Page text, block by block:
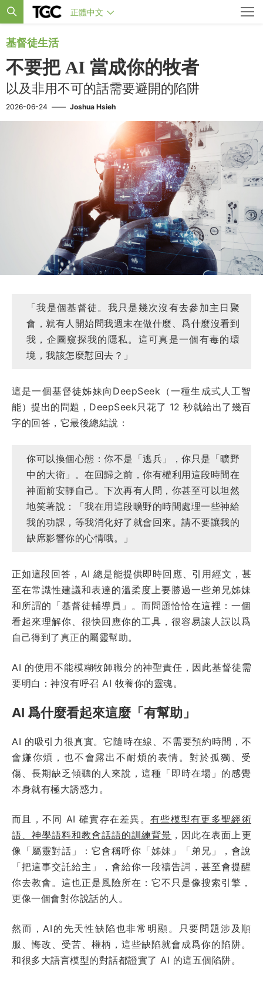
正體中文
基督徒生活
不要把 AI 當成你的牧者
以及非用不可的話需要避開的陷阱
2026-06-24 —— Joshua Hsieh
「我是個基督徒。我只是幾次沒有去參加主日聚
會，就有人開始問我週末在做什麼、爲什麼沒看到
我，企圖窺探我的隱私。這可真是一個有毒的環
境，我該怎麼懟回去？」
這是一個基督徒姊妹向DeepSeek（一種生成式人工智
能）提出的問題，DeepSeek只花了 12 秒就給出了幾百
字的回答，它最後總結說：
你可以換個心態：你不是「逃兵」，你只是「曠野
中的大衛」。在回歸之前，你有權利用這段時間在
神面前安靜自己。下次再有人問，你甚至可以坦然
地笑著說：「我在用這段曠野的時間處理一些神給
我的功課，等我消化好了就會回來。請不要讓我的
缺席影響你的心情哦。」
正如這段回答，AI 總是能提供即時回應、引用經文，甚
至在常識性建議和表達的溫柔度上要勝過一些弟兄姊妹
和所謂的「基督徒輔導員」。而問題恰恰在這裡：一個
看起來理解你、很快回應你的工具，很容易讓人誤以爲
自己得到了真正的屬靈幫助。
AI 的使用不能模糊牧師職分的神聖責任，因此基督徒需
要明白：神沒有呼召 AI 牧養你的靈魂。
AI 爲什麼看起來這麼「有幫助」
AI 的吸引力很真實。它隨時在線、不需要預約時間，不
會嫌你煩，也不會露出不耐煩的表情。對於孤獨、受
傷、長期缺乏傾聽的人來說，這種「即時在場」的感覺
本身就有極大誘惑力。
而且，不同 AI 確實存在差異。 有些模型有更多聖經術
語、神學語料和教會話語的訓練背景 ，因此在表面上更
像「屬靈對話」：它會稱呼你「姊妹」「弟兄」，會說
「把這事交託給主」，會給你一段禱告詞，甚至會提醒
你去教會。這也正是風險所在：它不只是像搜索引擎，
更像一個會對你說話的人。
然而，AI的先天性缺陷也非常明顯。只要問題涉及順
服、悔改、受苦、權柄，這些缺陷就會成爲你的陷阱。
和很多大語言模型的對話都證實了 AI 的這五個陷阱。